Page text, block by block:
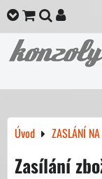
Úvod ZASLÁNÍ
Zasílání